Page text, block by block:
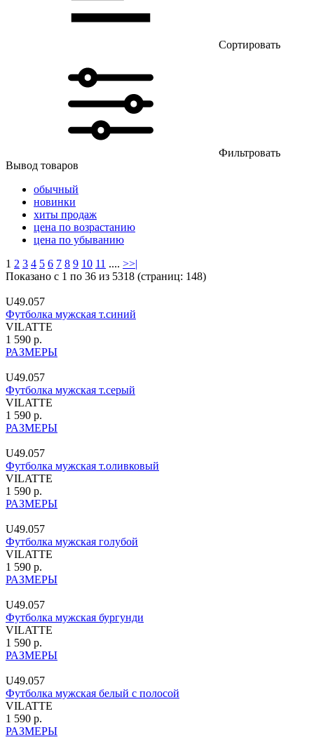
Сортировать
Фильтровать
Вывод товаров
обычный
новинки
хиты продаж
цена по возрастанию
цена по убыванию
1 2 3 4 5 6 7 8 9 10 11 .... >>|
Показано с 1 по 36 из 5318 (страниц: 148)
U49.057
Футболка мужская т.синий
VILATTE
1 590 р.
РАЗМЕРЫ
U49.057
Футболка мужская т.серый
VILATTE
1 590 р.
РАЗМЕРЫ
U49.057
Футболка мужская т.оливковый
VILATTE
1 590 р.
РАЗМЕРЫ
U49.057
Футболка мужская голубой
VILATTE
1 590 р.
РАЗМЕРЫ
U49.057
Футболка мужская бургунди
VILATTE
1 590 р.
РАЗМЕРЫ
U49.057
Футболка мужская белый с полосой
VILATTE
1 590 р.
РАЗМЕРЫ